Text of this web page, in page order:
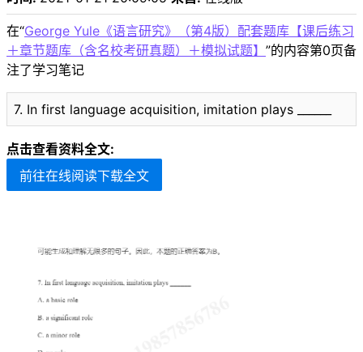
在“George Yule《语言研究》（第4版）配套题库【课后练习
＋章节题库（含名校考研真题）＋模拟试题】 ”的内容第0页备
注了学习笔记
7. In first language acquisition, imitation plays ______
点击查看资料全文:
前往在线阅读下载全文